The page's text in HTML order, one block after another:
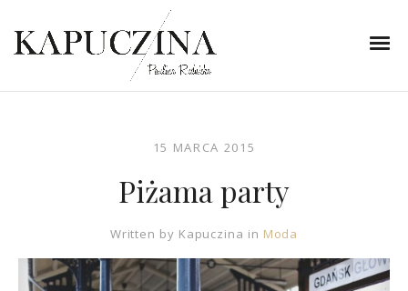
15 MARCA 2015
Piżama party
Written by Kapuczina in Moda